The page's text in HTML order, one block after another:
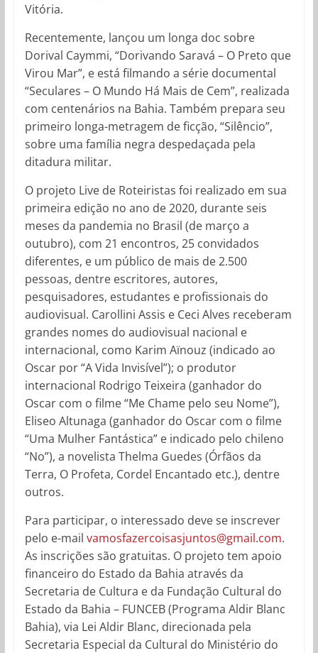
Vitória.
Recentemente, lançou um longa doc sobre
Dorival Caymmi, “Dorivando Saravá – O Preto que
Virou Mar”, e está filmando a série documental
“Seculares – O Mundo Há Mais de Cem”, realizada
com centenários na Bahia. Também prepara seu
primeiro longa-metragem de ficção, “Silêncio”,
sobre uma família negra despedaçada pela
ditadura militar.
O projeto Live de Roteiristas foi realizado em sua
primeira edição no ano de 2020, durante seis
meses da pandemia no Brasil (de março a
outubro), com 21 encontros, 25 convidados
diferentes, e um público de mais de 2.500
pessoas, dentre escritores, autores,
pesquisadores, estudantes e profissionais do
audiovisual. Carollini Assis e Ceci Alves receberam
grandes nomes do audiovisual nacional e
internacional, como Karim Aïnouz (indicado ao
Oscar por “A Vida Invisível”); o produtor
internacional Rodrigo Teixeira (ganhador do
Oscar com o filme “Me Chame pelo seu Nome”),
Eliseo Altunaga (ganhador do Oscar com o filme
“Uma Mulher Fantástica” e indicado pelo chileno
“No”), a novelista Thelma Guedes (Órfãos da
Terra, O Profeta, Cordel Encantado etc.), dentre
outros.
Para participar, o interessado deve se inscrever
pelo e-mail vamosfazercoisasjuntos@gmail.com.
As inscrições são gratuitas. O projeto tem apoio
financeiro do Estado da Bahia através da
Secretaria de Cultura e da Fundação Cultural do
Estado da Bahia – FUNCEB (Programa Aldir Blanc
Bahia), via Lei Aldir Blanc, direcionada pela
Secretaria Especial da Cultural do Ministério do